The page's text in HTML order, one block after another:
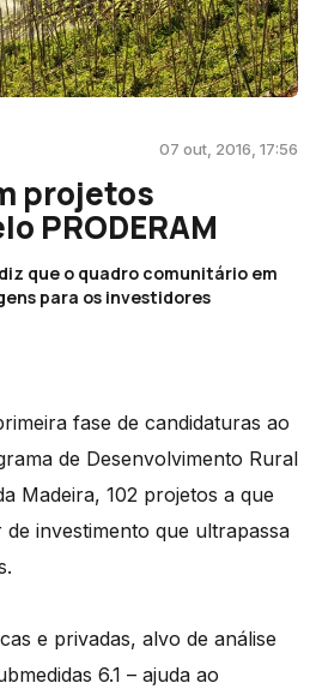
07 out, 2016, 17:56
projetos
PRODERAM
que o quadro comunitário em
para os investidores
fase de candidaturas ao
de Desenvolvimento Rural
Madeira, 102 projetos a que
investimento que ultrapassa
e privadas, alvo de análise
6.1 – ajuda ao